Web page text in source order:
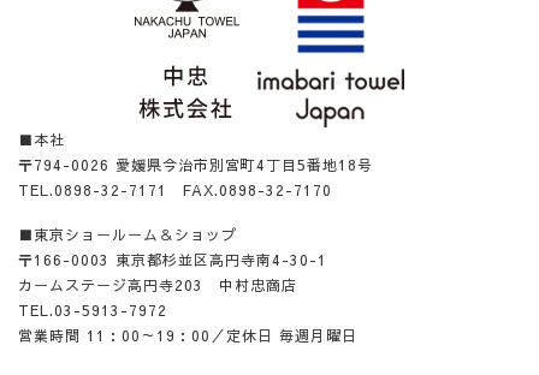
■本社
〒794-0026 愛媛県今治市別宮町4丁目5番地18号
TEL.0898-32-7171 FAX.0898-32-7170
■東京ショールーム＆ショップ
〒166-0003 東京都杉並区高円寺南4-30-1
カームステージ高円寺203 中村忠商店
TEL.03-5913-7972
営業時間 11：00～19：00／定休日 毎週月曜日